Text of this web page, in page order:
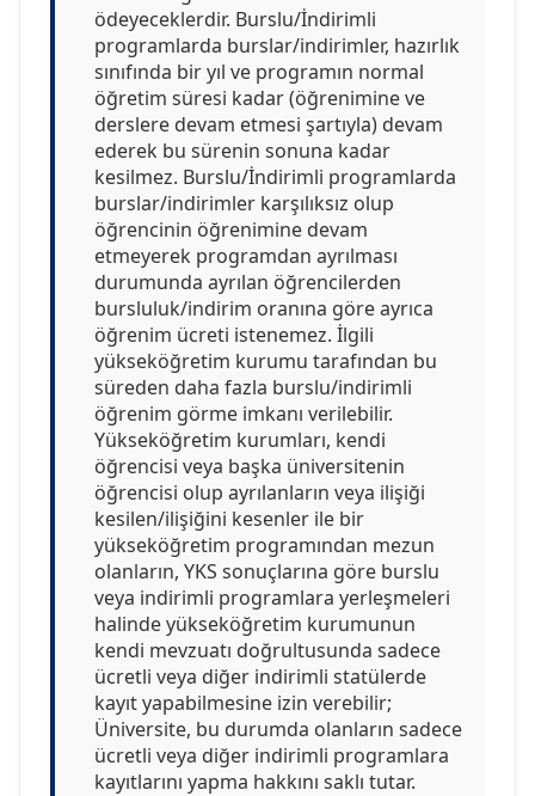
ödeyeceklerdir. Burslu/İndirimli
programlarda burslar/indirimler, hazırlık
sınıfında bir yıl ve programın normal
öğretim süresi kadar (öğrenimine ve
derslere devam etmesi şartıyla) devam
ederek bu sürenin sonuna kadar
kesilmez. Burslu/İndirimli programlarda
burslar/indirimler karşılıksız olup
öğrencinin öğrenimine devam
etmeyerek programdan ayrılması
durumunda ayrılan öğrencilerden
bursluluk/indirim oranına göre ayrıca
öğrenim ücreti istenemez. İlgili
yükseköğretim kurumu tarafından bu
süreden daha fazla burslu/indirimli
öğrenim görme imkanı verilebilir.
Yükseköğretim kurumları, kendi
öğrencisi veya başka üniversitenin
öğrencisi olup ayrılanların veya ilişiği
kesilen/ilişiğini kesenler ile bir
yükseköğretim programından mezun
olanların, YKS sonuçlarına göre burslu
veya indirimli programlara yerleşmeleri
halinde yükseköğretim kurumunun
kendi mevzuatı doğrultusunda sadece
ücretli veya diğer indirimli statülerde
kayıt yapabilmesine izin verebilir;
Üniversite, bu durumda olanların sadece
ücretli veya diğer indirimli programlara
kayıtlarını yapma hakkını saklı tutar.